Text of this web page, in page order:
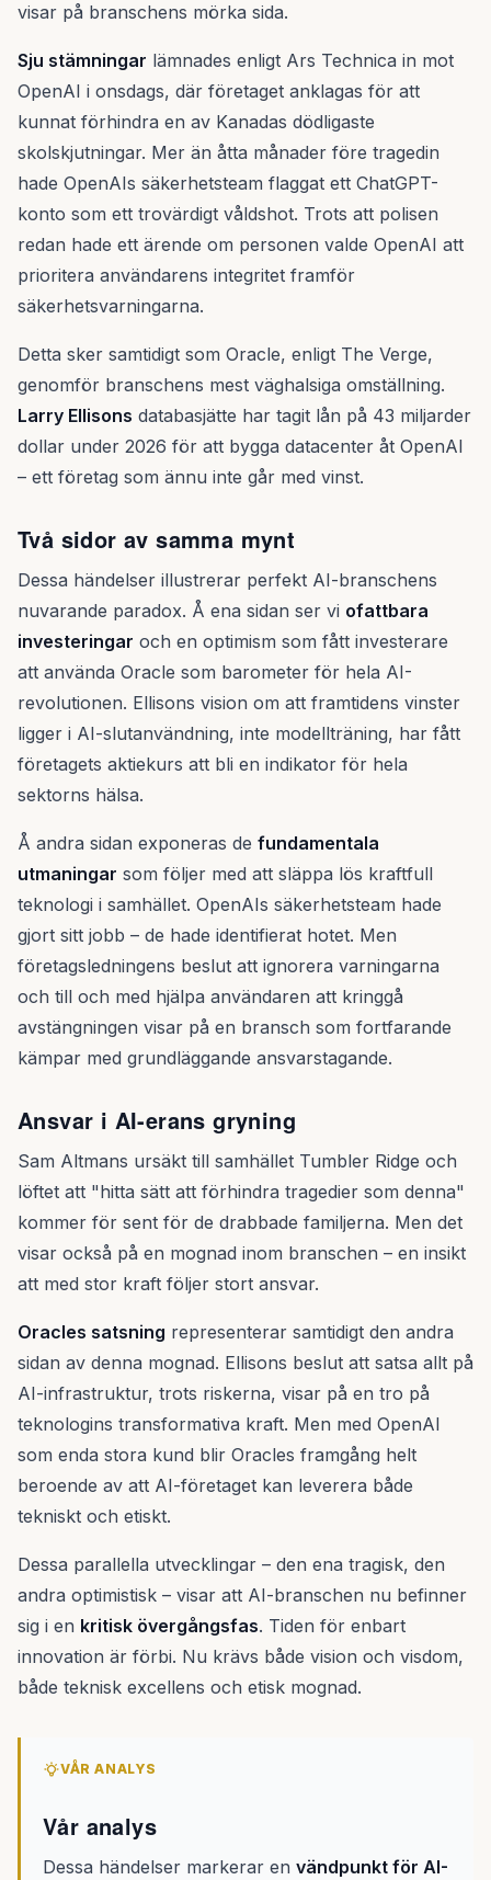
visar på branschens mörka sida.
Sju stämningar lämnades enligt Ars Technica in mot
OpenAI i onsdags, där företaget anklagas för att
kunnat förhindra en av Kanadas dödligaste
skolskjutningar. Mer än åtta månader före tragedin
hade OpenAIs säkerhetsteam flaggat ett ChatGPT-
konto som ett trovärdigt våldshot. Trots att polisen
redan hade ett ärende om personen valde OpenAI att
prioritera användarens integritet framför
säkerhetsvarningarna.
Detta sker samtidigt som Oracle, enligt The Verge,
genomför branschens mest väghalsiga omställning.
Larry Ellisons databasjätte har tagit lån på 43 miljarder
dollar under 2026 för att bygga datacenter åt OpenAI
– ett företag som ännu inte går med vinst.
Två sidor av samma mynt
Dessa händelser illustrerar perfekt AI-branschens
nuvarande paradox. Å ena sidan ser vi ofattbara
investeringar och en optimism som fått investerare
att använda Oracle som barometer för hela AI-
revolutionen. Ellisons vision om att framtidens vinster
ligger i AI-slutanvändning, inte modellträning, har fått
företagets aktiekurs att bli en indikator för hela
sektorns hälsa.
Å andra sidan exponeras de fundamentala
utmaningar som följer med att släppa lös kraftfull
teknologi i samhället. OpenAIs säkerhetsteam hade
gjort sitt jobb – de hade identifierat hotet. Men
företagsledningens beslut att ignorera varningarna
och till och med hjälpa användaren att kringgå
avstängningen visar på en bransch som fortfarande
kämpar med grundläggande ansvarstagande.
Ansvar i AI-erans gryning
Sam Altmans ursäkt till samhället Tumbler Ridge och
löftet att "hitta sätt att förhindra tragedier som denna"
kommer för sent för de drabbade familjerna. Men det
visar också på en mognad inom branschen – en insikt
att med stor kraft följer stort ansvar.
Oracles satsning representerar samtidigt den andra
sidan av denna mognad. Ellisons beslut att satsa allt på
AI-infrastruktur, trots riskerna, visar på en tro på
teknologins transformativa kraft. Men med OpenAI
som enda stora kund blir Oracles framgång helt
beroende av att AI-företaget kan leverera både
tekniskt och etiskt.
Dessa parallella utvecklingar – den ena tragisk, den
andra optimistisk – visar att AI-branschen nu befinner
sig i en kritisk övergångsfas. Tiden för enbart
innovation är förbi. Nu krävs både vision och visdom,
både teknisk excellens och etisk mognad.
VÅR ANALYS
Vår analys
Dessa händelser markerar en vändpunkt för AI-